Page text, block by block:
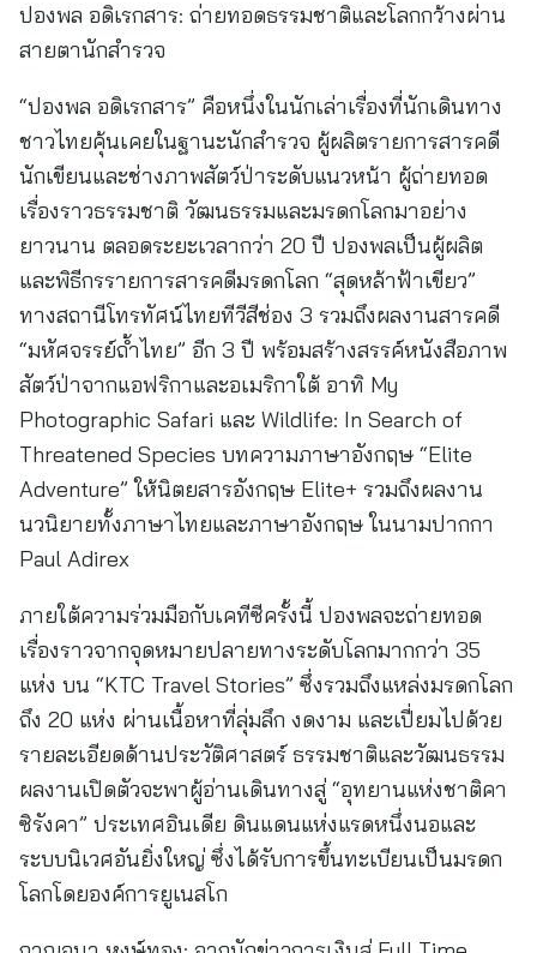
ปองพล อดิเรกสาร: ถ่ายทอดธรรมชาติและโลกกว้างผ่าน
สายตานักสำรวจ
“ปองพล อดิเรกสาร” คือหนึ่งในนักเล่าเรื่องที่นักเดินทาง
ชาวไทยคุ้นเคยในฐานะนักสำรวจ ผู้ผลิตรายการสารคดี
นักเขียนและช่างภาพสัตว์ป่าระดับแนวหน้า ผู้ถ่ายทอด
เรื่องราวธรรมชาติ วัฒนธรรมและมรดกโลกมาอย่าง
ยาวนาน ตลอดระยะเวลากว่า 20 ปี ปองพลเป็นผู้ผลิต
และพิธีกรรายการสารคดีมรดกโลก “สุดหล้าฟ้าเขียว”
ทางสถานีโทรทัศน์ไทยทีวีสีช่อง 3 รวมถึงผลงานสารคดี
“มหัศจรรย์ถ้ำไทย” อีก 3 ปี พร้อมสร้างสรรค์หนังสือภาพ
สัตว์ป่าจากแอฟริกาและอเมริกาใต้ อาทิ My
Photographic Safari และ Wildlife: In Search of
Threatened Species บทความภาษาอังกฤษ “Elite
Adventure” ให้นิตยสารอังกฤษ Elite+ รวมถึงผลงาน
นวนิยายทั้งภาษาไทยและภาษาอังกฤษ ในนามปากกา
Paul Adirex
ภายใต้ความร่วมมือกับเคทีซีครั้งนี้ ปองพลจะถ่ายทอด
เรื่องราวจากจุดหมายปลายทางระดับโลกมากกว่า 35
แห่ง บน “KTC Travel Stories” ซึ่งรวมถึงแหล่งมรดกโลก
ถึง 20 แห่ง ผ่านเนื้อหาที่ลุ่มลึก งดงาม และเปี่ยมไปด้วย
รายละเอียดด้านประวัติศาสตร์ ธรรมชาติและวัฒนธรรม
ผลงานเปิดตัวจะพาผู้อ่านเดินทางสู่ “อุทยานแห่งชาติคา
ซิรังคา” ประเทศอินเดีย ดินแดนแห่งแรดหนึ่งนอและ
ระบบนิเวศอันยิ่งใหญ่ ซึ่งได้รับการขึ้นทะเบียนเป็นมรดก
โลกโดยองค์การยูเนสโก